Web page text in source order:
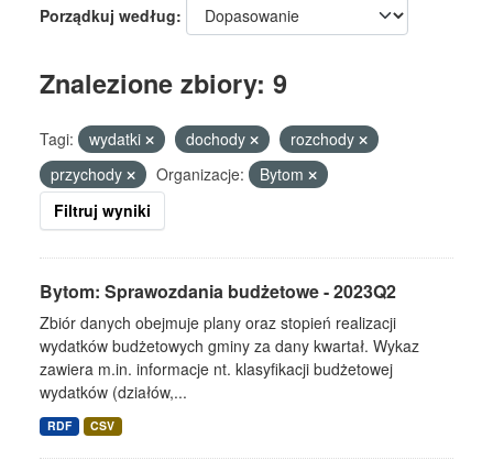
Porządkuj według
Znalezione zbiory: 9
Tagi: wydatki dochody
rozchody
przychody
Organizacje:
Bytom
Filtruj wyniki
Bytom: Sprawozdania budżetowe - 2023Q2
Zbiór danych obejmuje plany oraz stopień realizacji
wydatków budżetowych gminy za dany kwartał. Wykaz
zawiera m.in. informacje nt. klasyfikacji budżetowej
wydatków (działów,...
RDF CSV